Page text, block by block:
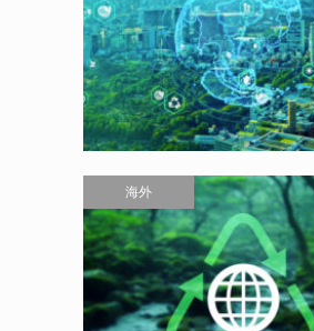
海外